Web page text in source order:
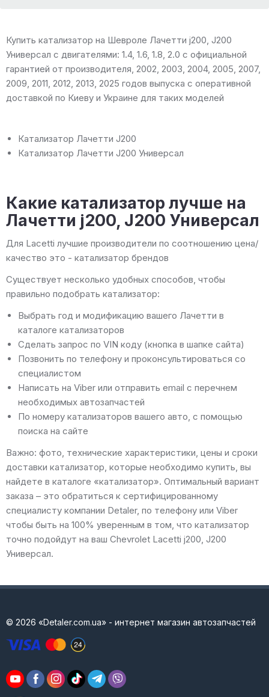
Купить катализатор на Шевроле Лачетти j200, J200
Универсал с двигателями: 1.4, 1.6, 1.8, 2.0 с официальной
гарантией от производителя, 2002, 2003, 2004, 2005, 2007,
2009, 2011, 2012, 2013, 2025 годов выпуска с оперативной
доставкой по Киеву и Украине для таких моделей
Катализатор Лачетти J200
Катализатор Лачетти J200 Универсал
Какие катализатор лучше на
Лачетти j200, J200 Универсал
Для Lacetti лучшие производители по соотношению цена/
качество это - катализатор брендов
Существует несколько удобных способов, чтобы
правильно подобрать катализатор:
Выбрать год и модификацию вашего Лачетти в
каталоге катализаторов
Сделать запрос по VIN коду (кнопка в шапке сайта)
Позвонить по телефону и проконсультироваться со
специалистом
Написать на Viber или отправить email с перечнем
необходимых автозапчастей
По номеру катализаторов вашего авто, с помощью
поиска на сайте
Важно: фото, технические характеристики, цены и сроки
доставки катализатор, которые необходимо купить, вы
найдете в каталоге «катализатор». Оптимальный вариант
заказа – это обратиться к сертифицированному
специалисту компании Detaler, по телефону или Viber
чтобы быть на 100% уверенным в том, что катализатор
точно подойдут на ваш Chevrolet Lacetti j200, J200
Универсал.
© 2026 «Detaler.com.ua» - интернет магазин автозапчастей